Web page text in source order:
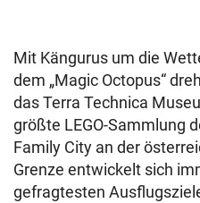
Mit Kängurus um die
dem „Magic Octopus“
das Terra Technica
größte LEGO-Sammlung
Family City an der
Grenze entwickelt sich
gefragtesten